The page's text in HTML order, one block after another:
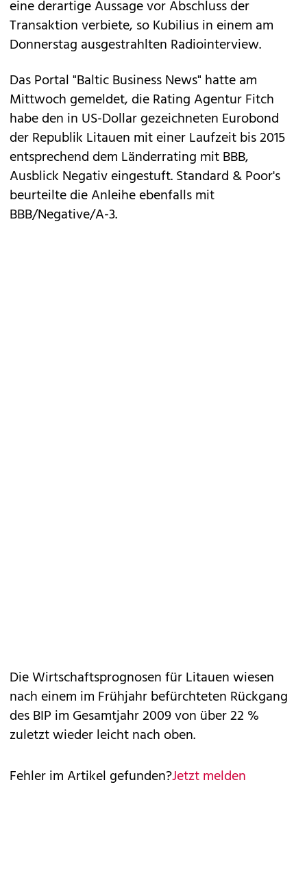
eine derartige Aussage vor Abschluss der
Transaktion verbiete, so Kubilius in einem am
Donnerstag ausgestrahlten Radiointerview.
Das Portal "Baltic Business News" hatte am
Mittwoch gemeldet, die Rating Agentur Fitch
habe den in US-Dollar gezeichneten Eurobond
der Republik Litauen mit einer Laufzeit bis 2015
entsprechend dem Länderrating mit BBB,
Ausblick Negativ eingestuft. Standard & Poor's
beurteilte die Anleihe ebenfalls mit
BBB/Negative/A-3.
Die Wirtschaftsprognosen für Litauen wiesen
nach einem im Frühjahr befürchteten Rückgang
des BIP im Gesamtjahr 2009 von über 22 %
zuletzt wieder leicht nach oben.
Fehler im Artikel gefunden?Jetzt melden